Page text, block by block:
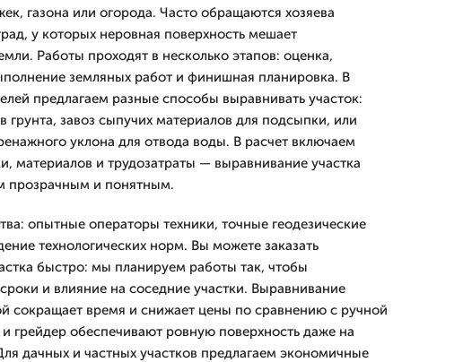
газона или огорода. Часто обращаются хозяева
у которых неровная поверхность мешает
Работы проходят в несколько этапов: оценка,
земляных работ и финишная планировка. В
предлагаем разные способы выравнивать участок:
грунта, завоз сыпучих материалов для подсыпки, или
уклона для отвода воды. В расчет включаем
материалов и трудозатраты — выравнивание участка
прозрачным и понятным.
опытные операторы техники, точные геодезические
технологических норм. Вы можете заказать
быстро: мы планируем работы так, чтобы
и влияние на соседние участки. Выравнивание
сокращает время и снижает цены по сравнению с ручной
грейдер обеспечивают ровную поверхность даже на
дачных и частных участков предлагаем экономичные